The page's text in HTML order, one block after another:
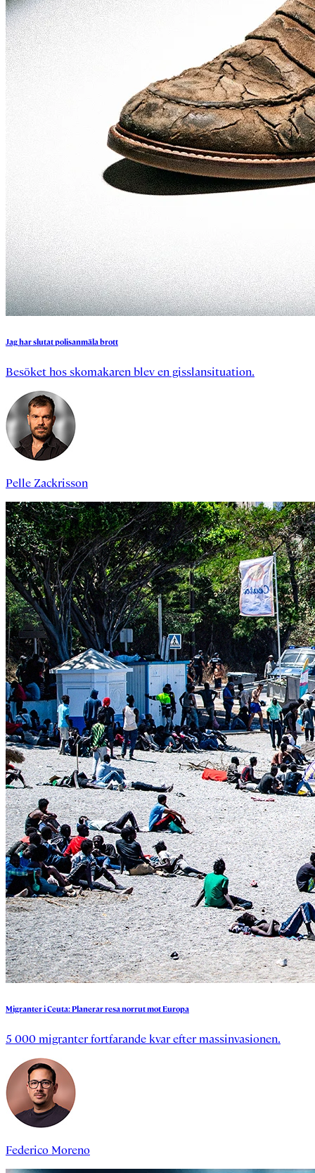
Jagharslutatpolisanmälabrott
Besöket hos skomakaren blev en gisslansituation.
Pelle Zackrisson
MigranteriCeuta:PlanerarresanorrutmotEuropa
5 000 migranter fortfarande kvar efter massinvasionen.
Federico Moreno